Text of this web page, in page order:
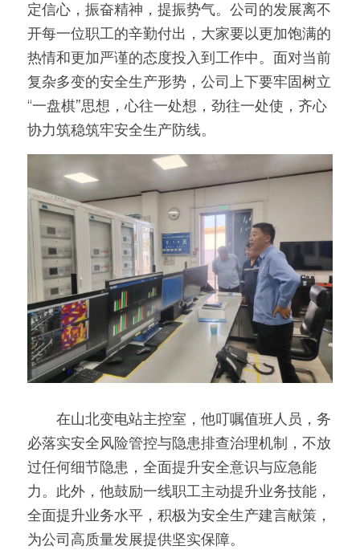
定信心，振奋精神，提振势气。公司的发展离不
开每一位职工的辛勤付出，大家要以更加饱满的
热情和更加严谨的态度投入到工作中。面对当前
复杂多变的安全生产形势，公司上下要牢固树立
“一盘棋”思想，心往一处想，劲往一处使，齐心
协力筑稳筑牢安全生产防线。
在山北变电站主控室，他叮嘱值班人员，务
必落实安全风险管控与隐患排查治理机制，不放
过任何细节隐患，全面提升安全意识与应急能
力。此外，他鼓励一线职工主动提升业务技能，
全面提升业务水平，积极为安全生产建言献策，
为公司高质量发展提供坚实保障。